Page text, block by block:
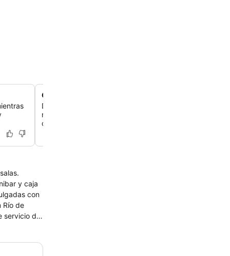
Centro contemporáneo en Barra da Tijuca
Disfruta de una estancia sofisticada en el dinámico
negocios de Río, con una arquitectura moderna y una
colección de arte por todo el hotel.
y caja
con
Río de
servicio de